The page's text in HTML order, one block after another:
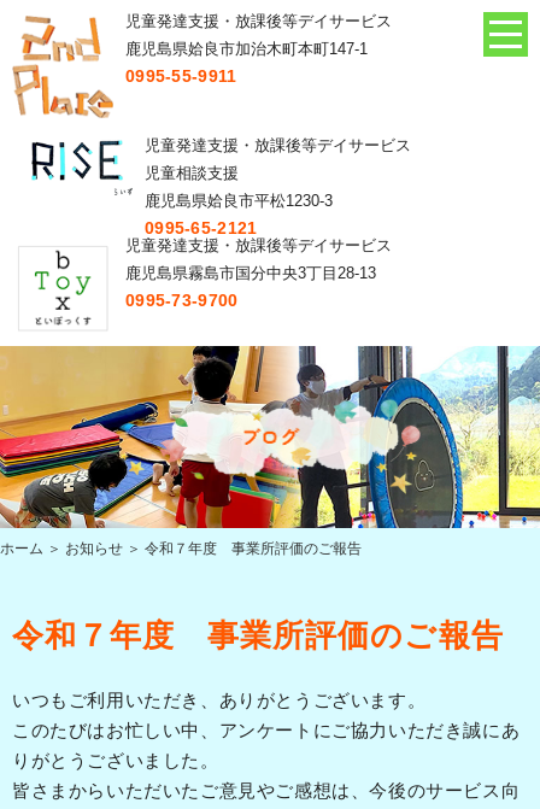
児童発達支援・放課後等デイサービス
鹿児島県姶良市加治木町本町147-1
0995-55-9911
児童発達支援・放課後等デイサービス
児童相談支援
鹿児島県姶良市平松1230-3
0995-65-2121
児童発達支援・放課後等デイサービス
鹿児島県霧島市国分中央3丁目28-13
0995-73-9700
ホーム ＞ お知らせ ＞ 令和７年度 事業所評価のご報告
令和７年度 事業所評価のご報告
いつもご利用いただき、ありがとうございます。
このたびはお忙しい中、アンケートにご協力いただき誠にあ
りがとうございました。
皆さまからいただいたご意見やご感想は、今後のサービス向